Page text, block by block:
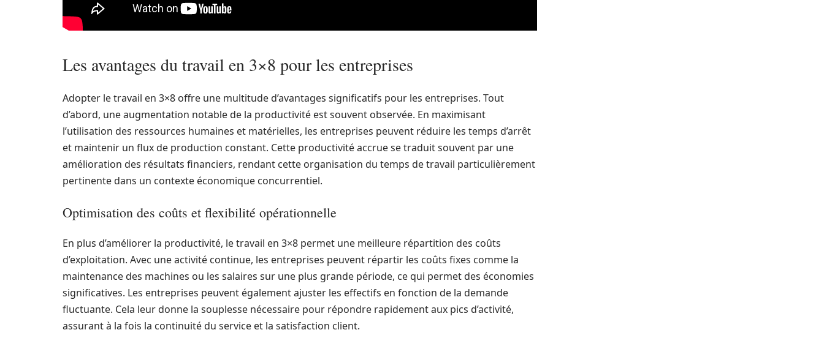
Les avantages du travail en 3×8 pour les entreprises
Adopter le travail en 3×8 offre une multitude d’avantages significatifs pour les entreprises. Tout
d’abord, une augmentation notable de la productivité est souvent observée. En maximisant
l’utilisation des ressources humaines et matérielles, les entreprises peuvent réduire les temps d’arrêt
et maintenir un flux de production constant. Cette productivité accrue se traduit souvent par une
amélioration des résultats financiers, rendant cette organisation du temps de travail particulièrement
pertinente dans un contexte économique concurrentiel.
Optimisation des coûts et flexibilité opérationnelle
En plus d’améliorer la productivité, le travail en 3×8 permet une meilleure répartition des coûts
d’exploitation. Avec une activité continue, les entreprises peuvent répartir les coûts fixes comme la
maintenance des machines ou les salaires sur une plus grande période, ce qui permet des économies
significatives. Les entreprises peuvent également ajuster les effectifs en fonction de la demande
fluctuante. Cela leur donne la souplesse nécessaire pour répondre rapidement aux pics d’activité,
assurant à la fois la continuité du service et la satisfaction client.